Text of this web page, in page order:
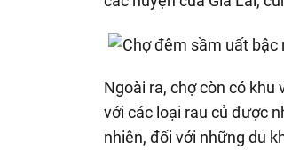
Ngoài ra, chợ còn có
với các loại rau củ được
nhiên, đối với những du